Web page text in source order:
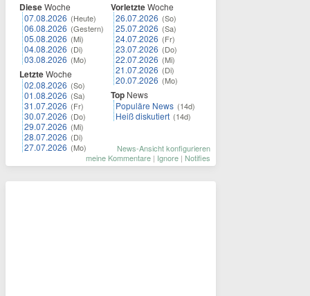
DieseWoche
07.08.2026 (Heute)
06.08.2026 (Gestern)
05.08.2026 (Mi)
04.08.2026 (Di)
03.08.2026 (Mo)
LetzteWoche
02.08.2026 (So)
01.08.2026 (Sa)
31.07.2026 (Fr)
30.07.2026 (Do)
29.07.2026 (Mi)
28.07.2026 (Di)
27.07.2026 (Mo)
VorletzteWoche
26.07.2026 (So)
25.07.2026 (Sa)
24.07.2026 (Fr)
23.07.2026 (Do)
22.07.2026 (Mi)
21.07.2026 (Di)
20.07.2026 (Mo)
Top News
Populäre News (14d)
Heiß diskutiert (14d)
News-Ansicht konfigurieren
meine Kommentare | Ignore | Notifies